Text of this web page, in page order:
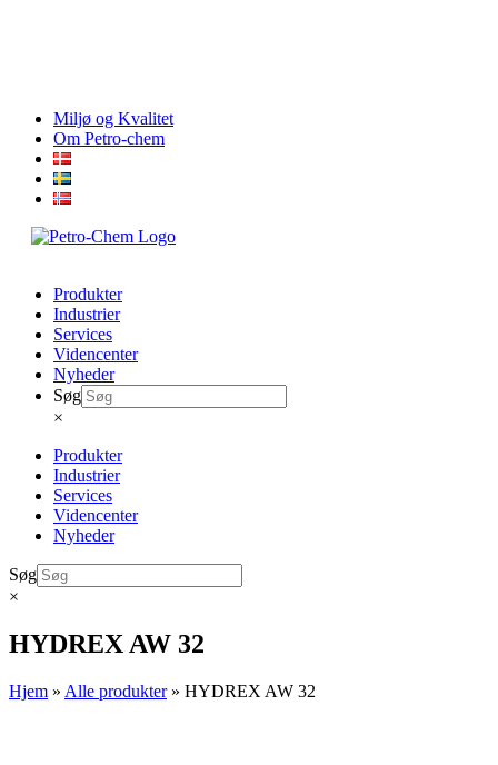
content
Miljø og Kvalitet
Om Petro-chem
Produkter
Industrier
Services
Videncenter
Nyheder
Søg
×
Produkter
Industrier
Services
Videncenter
Nyheder
Søg
×
HYDREX AW 32
Hjem » Alle produkter» HYDREX AW 32